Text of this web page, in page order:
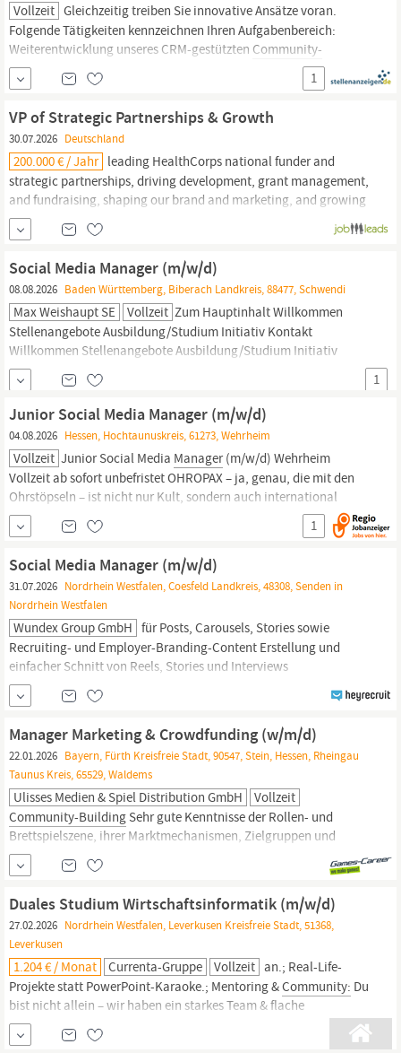
Vollzeit Gleichzeitig treiben Sie innovative Ansätze voran.
Folgende Tätigkeiten kennzeichnen Ihren Aufgabenbereich:
Weiterentwicklung unseres CRM-gestützten Community-
Marketings
und Führungsverantwortung für 2 Teammitglieder
Analyse und Segmentierung unserer Zielgruppen (z. B. Landwirte,
Kampagnen und Customer...
1
VP of Strategic Partnerships & Growth
30.07.2026 Deutschland
200.000 € / Jahr leading HealthCorps national funder and
strategic partnerships, driving development, grant management,
and fundraising, shaping our brand and marketing, and growing
our alumni,
community,
and hub partnership work. You won t do
it alone. A national team, along with program
across
our hubs, will help you build and execute this...
Social Media Manager (m/w/d)
08.08.2026 Baden Württemberg, Biberach Landkreis, 88477, Schwendi
Max Weishaupt SE Vollzeit Zum Hauptinhalt Willkommen
Stellenangebote Ausbildung/Studium Initiativ Kontakt
Willkommen Stellenangebote Ausbildung/Studium Initiativ
Kontakt Stellen suchen Stellenbeschreibung Social Media
Manager
(m/w/d) Stammhaus Schwendi Ihre Aufgabe: Content
Creation für diverse Social-Media-Kanäle inkl. Planung und
Veröffentlichung der
1
Junior Social Media Manager (m/w/d)
04.08.2026 Hessen, Hochtaunuskreis, 61273, Wehrheim
Vollzeit Junior Social Media Manager(m/w/d) Wehrheim
Vollzeit ab sofort unbefristet OHROPAX – ja, genau, die mit den
Ohrstöpseln – ist nicht nur Kult, sondern auch international
gefragt. Unser Herz schlägt in Wehrheim im Taunus, wo ein Team
von rund 50 Mitarbeitenden in moderner Arbeitsumgebung
Produkte herstellt, die die Welt ein bisschen leiser machen.
1
Social Media Manager (m/w/d)
31.07.2026 Nordrhein Westfalen, Coesfeld Landkreis, 48308, Senden in
Nordrhein Westfalen
Wundex Group GmbH für Posts, Carousels, Stories sowie
Recruiting- und Employer-Branding-Content Erstellung und
einfacher Schnitt von Reels, Stories und Interviews
Markenübergreifendes Kanalmanagement sowie Veröffentlichung
über SocialHubCommunity
Management und Betreuung unserer
Social-Media-Kanäle Analyse relevanter Social-Media-
Kennzahlen, Erstellung
Manager Marketing & Crowdfunding (w/m/d)
22.01.2026 Bayern, Fürth Kreisfreie Stadt, 90547, Stein, Hessen, Rheingau
Taunus Kreis, 65529, Waldems
Ulisses Medien & Spiel Distribution GmbH
Vollzeit
Community-Building Sehr gute Kenntnisse der Rollen- und
Brettspielszene, ihrer Marktmechanismen, Zielgruppen und
Kommunikationskanäle Erfahrung in der Konzeption und
Umsetzung integrierter Marketingkampagnen (Social Media,
Newsletter, Plattform-Kommunikation, ggf. Influencer- und
Community-Marketing)Erfahrung mit datenbasierten Social...
Duales Studium Wirtschaftsinformatik (m/w/d)
27.02.2026 Nordrhein Westfalen, Leverkusen Kreisfreie Stadt, 51368,
Leverkusen
1.204 € / Monat Currenta-Gruppe Vollzeit an.; Real-Life-
Projekte statt PowerPoint-Karaoke.; Mentoring &Community: Du
bist nicht allein – wir haben ein starkes Team & flache
Hierarchien.; ; Das bringst du mit ; Min. Fachhochschulreife;
Interesse an IT, Wirtschaft & digitalen Prozessen; Du bist